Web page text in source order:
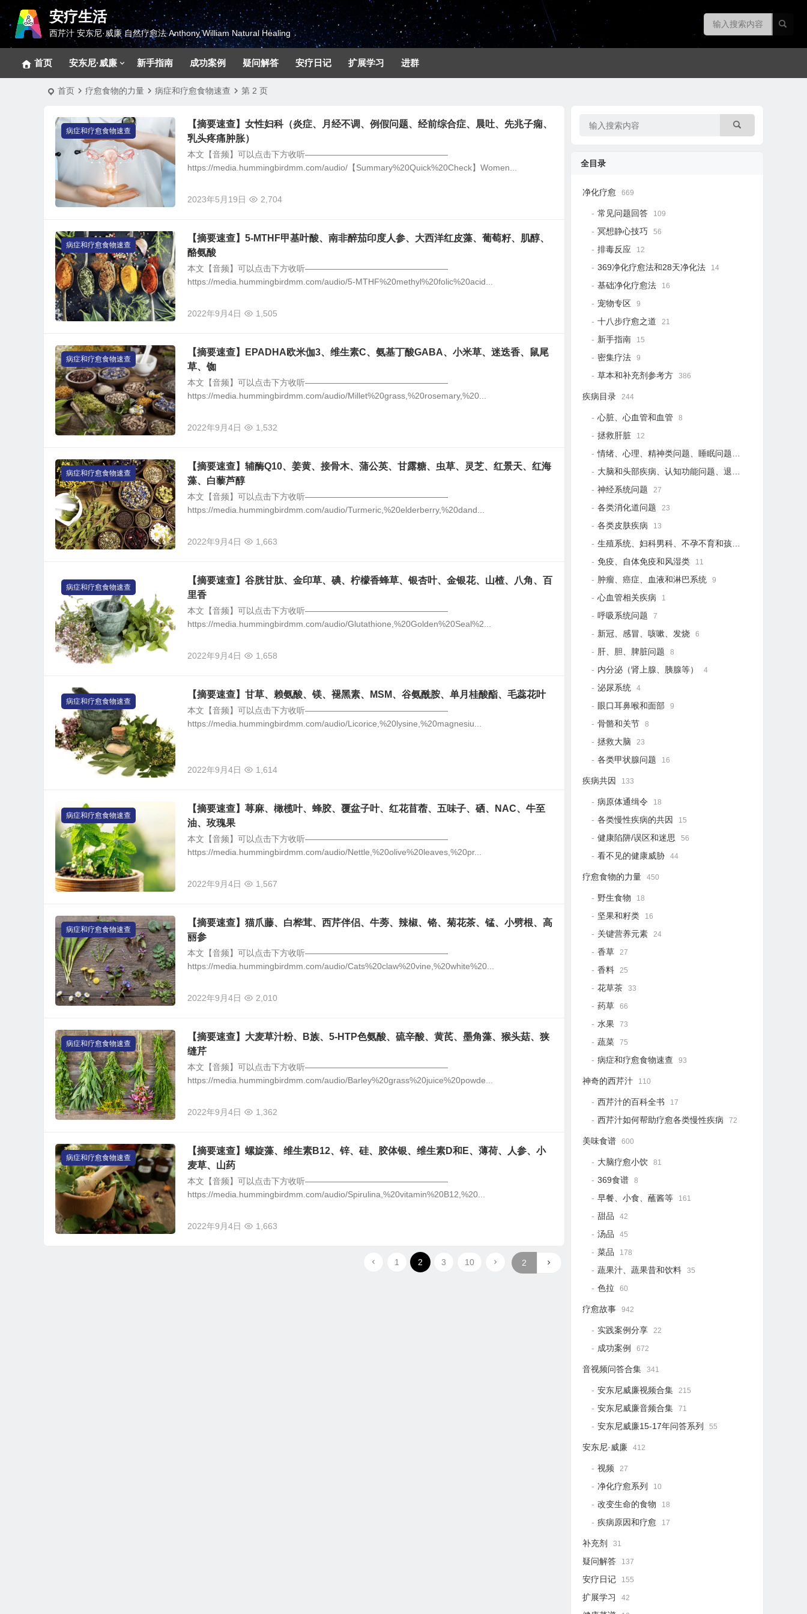
安疗生活
西芹汁 安东尼·威廉 自然疗愈法 Anthony William Natural Healing
首页 安东尼·威廉 新手指南 成功案例 疑问解答 安疗日记 扩展学习 进群
首页 疗愈食物的力量 病症和疗愈食物速查 第 2 页
病症和疗愈食物速查
【摘要速查】女性妇科（炎症、月经不调、例假问题、经前综合症、晨吐、先兆子痫、
乳头疼痛肿胀）
本文【音频】可以点击下方收听—————————————————
https://media.hummingbirdmm.com/audio/【Summary%20Quick%20Check】Women...
2023年5月19日 2,704
病症和疗愈食物速查
【摘要速查】5-MTHF甲基叶酸、南非醉茄印度人参、大西洋红皮藻、葡萄籽、肌醇、
酪氨酸
本文【音频】可以点击下方收听—————————————————
https://media.hummingbirdmm.com/audio/5-MTHF%20methyl%20folic%20acid...
2022年9月4日 1,505
病症和疗愈食物速查
【摘要速查】EPADHA欧米伽3、维生素C、氨基丁酸GABA、小米草、迷迭香、鼠尾
草、铷
本文【音频】可以点击下方收听—————————————————
https://media.hummingbirdmm.com/audio/Millet%20grass,%20rosemary,%20...
2022年9月4日 1,532
病症和疗愈食物速查
【摘要速查】辅酶Q10、姜黄、接骨木、蒲公英、甘露糖、虫草、灵芝、红景天、红海
藻、白藜芦醇
本文【音频】可以点击下方收听—————————————————
https://media.hummingbirdmm.com/audio/Turmeric,%20elderberry,%20dand...
2022年9月4日 1,663
病症和疗愈食物速查
【摘要速查】谷胱甘肽、金印草、碘、柠檬香蜂草、银杏叶、金银花、山楂、八角、百
里香
本文【音频】可以点击下方收听—————————————————
https://media.hummingbirdmm.com/audio/Glutathione,%20Golden%20Seal%2...
2022年9月4日 1,658
病症和疗愈食物速查
【摘要速查】甘草、赖氨酸、镁、褪黑素、MSM、谷氨酰胺、单月桂酸酯、毛蕊花叶
本文【音频】可以点击下方收听—————————————————
https://media.hummingbirdmm.com/audio/Licorice,%20lysine,%20magnesiu...
2022年9月4日 1,614
病症和疗愈食物速查
【摘要速查】荨麻、橄榄叶、蜂胶、覆盆子叶、红花苜蓿、五味子、硒、NAC、牛至
油、玫瑰果
本文【音频】可以点击下方收听—————————————————
https://media.hummingbirdmm.com/audio/Nettle,%20olive%20leaves,%20pr...
2022年9月4日 1,567
病症和疗愈食物速查
【摘要速查】猫爪藤、白桦茸、西芹伴侣、牛蒡、辣椒、铬、菊花茶、锰、小劈根、高
丽参
本文【音频】可以点击下方收听—————————————————
https://media.hummingbirdmm.com/audio/Cats%20claw%20vine,%20white%20...
2022年9月4日 2,010
病症和疗愈食物速查
【摘要速查】大麦草汁粉、B族、5-HTP色氨酸、硫辛酸、黄芪、墨角藻、猴头菇、狭
缝芹
本文【音频】可以点击下方收听—————————————————
https://media.hummingbirdmm.com/audio/Barley%20grass%20juice%20powde...
2022年9月4日 1,362
病症和疗愈食物速查
【摘要速查】螺旋藻、维生素B12、锌、硅、胶体银、维生素D和E、薄荷、人参、小
麦草、山药
本文【音频】可以点击下方收听—————————————————
https://media.hummingbirdmm.com/audio/Spirulina,%20vitamin%20B12,%20...
2022年9月4日 1,663
1 2 3 10
全目录
净化疗愈 669
常见问题回答 109
冥想静心技巧 56
排毒反应 12
369净化疗愈法和28天净化法 14
基础净化疗愈法 16
宠物专区 9
十八步疗愈之道 21
新手指南 15
密集疗法 9
草本和补充剂参考方 386
疾病目录 244
心脏、心血管和血管 8
拯救肝脏 12
情绪、心理、精神类问题、睡眠问题 18
大脑和头部疾病、认知功能问题、退行性疾病
神经系统问题 27
各类消化道问题 23
各类皮肤疾病 13
生殖系统、妇科男科、不孕不育和孩子健康
免疫、自体免疫和风湿类 11
肿瘤、癌症、血液和淋巴系统 9
心血管相关疾病 1
呼吸系统问题 7
新冠、感冒、咳嗽、发烧 6
肝、胆、脾脏问题 8
内分泌（肾上腺、胰腺等） 4
泌尿系统 4
眼口耳鼻喉和面部 9
骨骼和关节 8
拯救大脑 23
各类甲状腺问题 16
疾病共因 133
病原体通缉令 18
各类慢性疾病的共因 15
健康陷阱/误区和迷思 56
看不见的健康威胁 44
疗愈食物的力量 450
野生食物 18
坚果和籽类 16
关键营养元素 24
香草 27
香料 25
花草茶 33
药草 66
水果 73
蔬菜 75
病症和疗愈食物速查 93
神奇的西芹汁 110
西芹汁的百科全书 17
西芹汁如何帮助疗愈各类慢性疾病 72
美味食谱 600
大脑疗愈小饮 81
369食谱 8
早餐、小食、蘸酱等 161
甜品 42
汤品 45
菜品 178
蔬果汁、蔬果昔和饮料 35
色拉 60
疗愈故事 942
实践案例分享 22
成功案例 672
音视频问答合集 341
安东尼威廉视频合集 215
安东尼威廉音频合集 71
安东尼威廉15-17年问答系列 55
安东尼·威廉 412
视频 27
净化疗愈系列 10
改变生命的食物 18
疾病原因和疗愈 17
补充剂 31
疑问解答 137
安疗日记 155
扩展学习 42